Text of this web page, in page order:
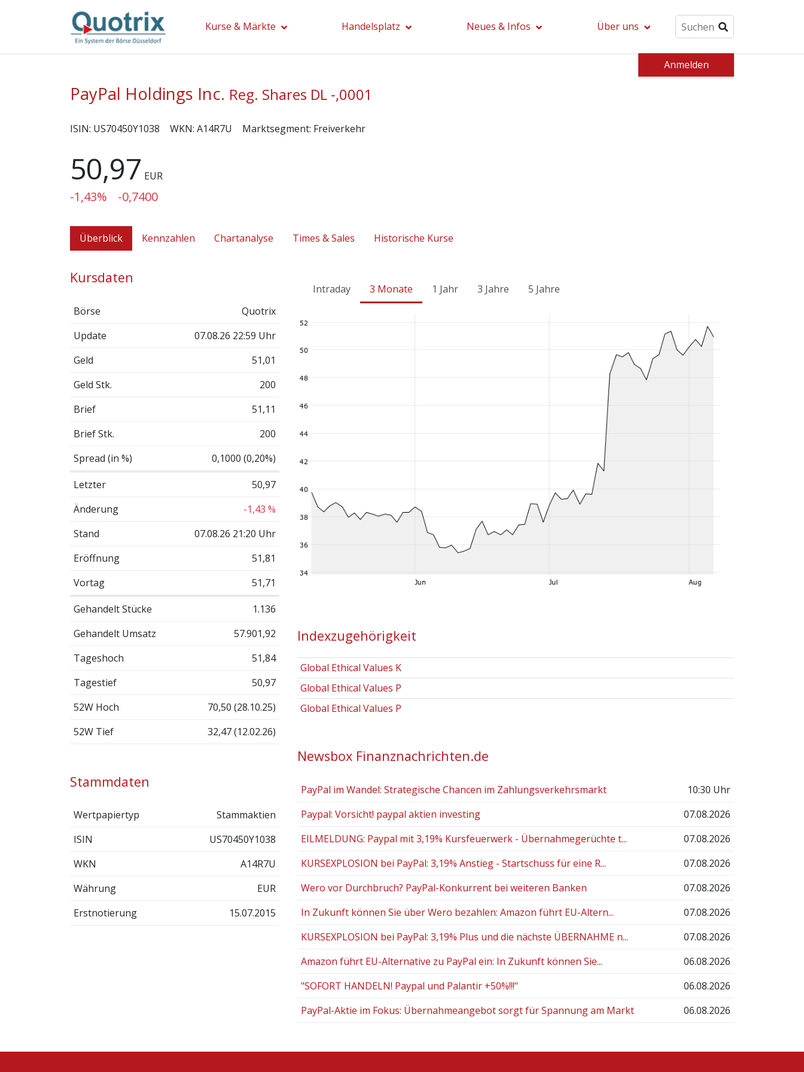
Kurse & Märkte Handelsplatz Neues & Infos Über uns
Anmelden
PayPal Holdings Inc. Reg. Shares DL -,0001
ISIN: US70450Y1038 WKN: A14R7U Marktsegment: Freiverkehr
50,97 EUR
-1,43% -0,7400
Überblick Kennzahlen Chartanalyse Times & Sales Historische Kurse
Kursdaten
Börse
Quotrix
Update
07.08.26 22:59 Uhr
Geld
51,01
Geld Stk.
200
Brief
51,11
Brief Stk.
200
Spread (in %)
0,1000 (0,20%)
Letzter
50,97
Änderung
-1,43 %
Stand
07.08.26 21:20 Uhr
Eröffnung
51,81
Vortag
51,71
Gehandelt Stücke
1.136
Gehandelt Umsatz
57.901,92
Tageshoch
51,84
Tagestief
50,97
52W Hoch
70,50 (28.10.25)
52W Tief
32,47 (12.02.26)
Stammdaten
Wertpapiertyp
Stammaktien
ISIN
US70450Y1038
WKN
A14R7U
Währung
EUR
Erstnotierung
15.07.2015
Intraday 3 Monate 1 Jahr 3 Jahre 5 Jahre
Indexzugehörigkeit
Global Ethical Values K
Global Ethical Values P
Global Ethical Values P
Newsbox Finanznachrichten.de
PayPal im Wandel: Strategische Chancen im Zahlungsverkehrsmarkt
10:30 Uhr
Paypal: Vorsicht! paypal aktien investing
07.08.2026
EILMELDUNG: Paypal mit 3,19% Kursfeuerwerk - Übernahmegerüchte t...
07.08.2026
KURSEXPLOSION bei PayPal: 3,19% Anstieg - Startschuss für eine R...
07.08.2026
Wero vor Durchbruch? PayPal-Konkurrent bei weiteren Banken
07.08.2026
In Zukunft können Sie über Wero bezahlen: Amazon führt EU-Altern...
07.08.2026
KURSEXPLOSION bei PayPal: 3,19% Plus und die nächste ÜBERNAHME n...
07.08.2026
Amazon führt EU-Alternative zu PayPal ein: In Zukunft können Sie...
06.08.2026
"SOFORT HANDELN! Paypal und Palantir +50%!!!"
06.08.2026
PayPal-Aktie im Fokus: Übernahmeangebot sorgt für Spannung am Markt
06.08.2026